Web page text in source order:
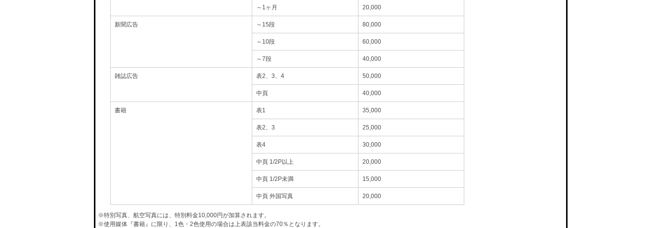
～1ヶ月 20,000
新聞広告 ～15段 80,000
～10段 60,000
～7段 40,000
雑誌広告 表2、3、4 50,000
中頁 40,000
書籍 表1 35,000
表2、3 25,000
表4 30,000
中頁 1/2P以上 20,000
中頁 1/2P未満 15,000
中頁 外国写真 20,000
※特別写真、航空写真には、特別料金10,000円が加算されます。
※使用媒体『書籍』に限り、1色・2色使用の場合は上表該当料金の70％となります。